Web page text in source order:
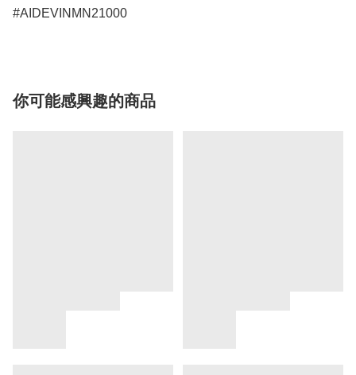
#AIDEVINMN21000
你可能感興趣的商品